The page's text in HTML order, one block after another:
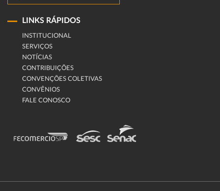
LINKS RÁPIDOS
INSTITUCIONAL
SERVIÇOS
NOTÍCIAS
CONTRIBUIÇÕES
CONVENÇÕES COLETIVAS
CONVÊNIOS
FALE CONOSCO